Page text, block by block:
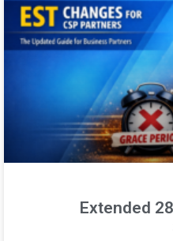
סיכום – וובינר 28.04.26 Extended